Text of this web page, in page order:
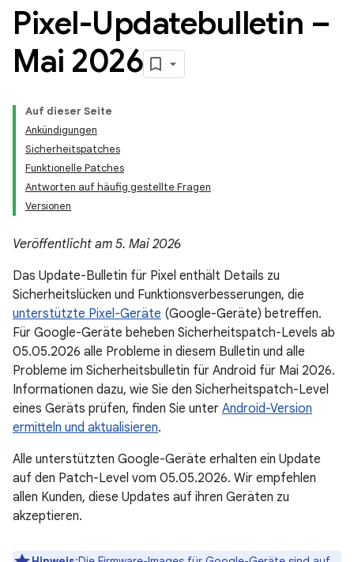
Pixel-Updatebulletin –
Mai 2026
Auf dieser Seite
Ankündigungen
Sicherheitspatches
Funktionelle Patches
Antworten auf häufig gestellte Fragen
Versionen
Veröffentlicht am 5. Mai 2026
Das Update-Bulletin für Pixel enthält Details zu
Sicherheitslücken und Funktionsverbesserungen, die
unterstützte Pixel-Geräte (Google-Geräte) betreffen.
Für Google-Geräte beheben Sicherheitspatch-Levels ab
05.05.2026 alle Probleme in diesem Bulletin und alle
Probleme im Sicherheitsbulletin für Android für Mai 2026.
Informationen dazu, wie Sie den Sicherheitspatch-Level
eines Geräts prüfen, finden Sie unter Android-Version
ermitteln und aktualisieren.
Alle unterstützten Google-Geräte erhalten ein Update
auf den Patch-Level vom 05.05.2026. Wir empfehlen
allen Kunden, diese Updates auf ihren Geräten zu
akzeptieren.